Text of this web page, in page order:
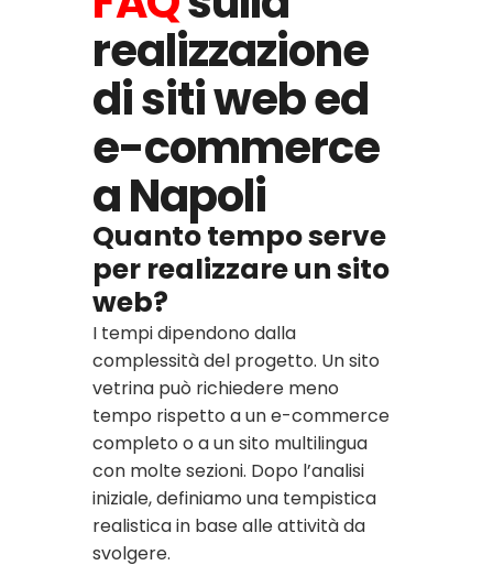
realizzazione
di siti web ed
e-commerce
a Napoli
Quanto tempo serve
per realizzare un sito
web?
I tempi dipendono dalla
complessità del progetto. Un sito
vetrina può richiedere meno
tempo rispetto a un e-commerce
completo o a un sito multilingua
con molte sezioni. Dopo l’analisi
iniziale, definiamo una tempistica
realistica in base alle attività da
svolgere.